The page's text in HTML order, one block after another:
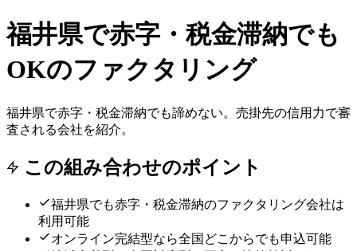
福井県で赤字・税金滞納でも
OKのファクタリング
福井県で赤字・税金滞納でも諦めない。売掛先の信用力で審
査される会社を紹介。
この組み合わせのポイント
福井県でも赤字・税金滞納のファクタリング会社は
利用可能
オンライン完結型なら全国どこからでも申込可能